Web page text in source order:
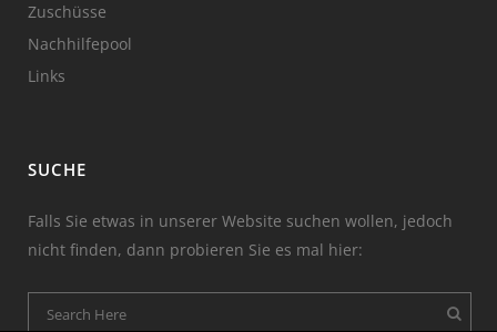
Zuschüsse
Nachhilfepool
Links
SUCHE
Falls Sie etwas in unserer Website suchen wollen, jedoch
nicht finden, dann probieren Sie es mal hier: